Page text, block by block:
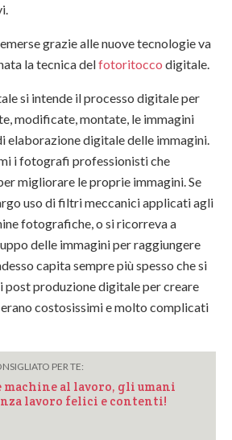
grazie alle nuove tecnologie va
la tecnica delfotoritocco digitale.
si intende il processo digitale per
modificate, montate, le immagini
elaborazione digitale delle immagini.
i fotografi professionisti che
migliorare le proprie immagini. Se
uso di filtri meccanici applicati agli
fotografiche, o si ricorreva a
delle immagini per raggiungere
capita sempre più spesso che si
produzione digitale per creare
costosissimi e molto complicati
PER TE:
machine al lavoro, gli umani
lavoro felici e contenti!